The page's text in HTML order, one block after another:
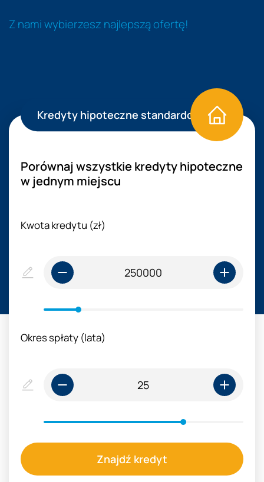
Z nami wybierzesz najlepszą ofertę!
Kredyty hipoteczne standardowe
Porównaj wszystkie kredyty hipoteczne
w jednym miejscu
Kwota kredytu (zł)
Okres spłaty (lata)
Znajdź kredyt